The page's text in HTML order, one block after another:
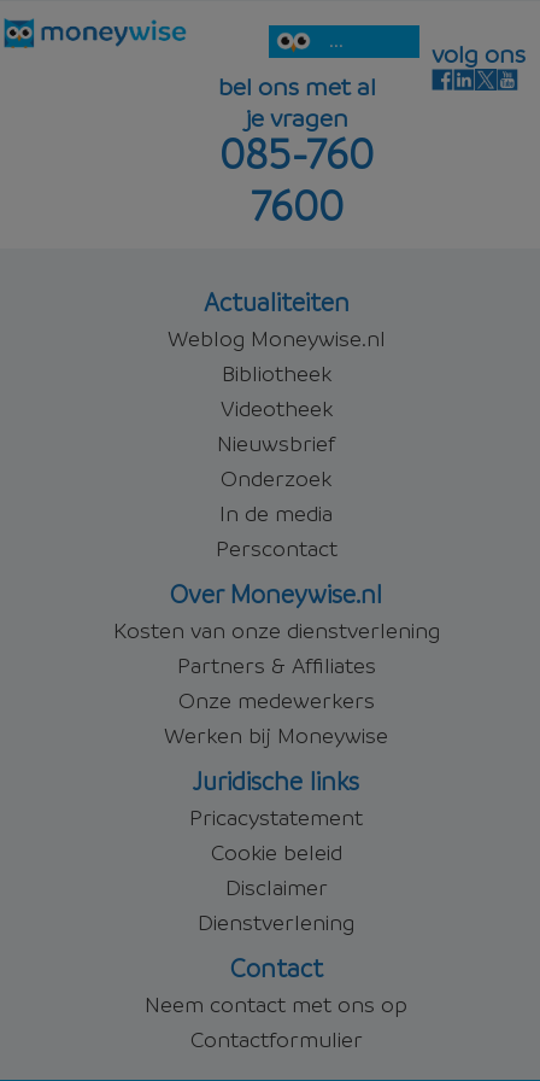
...
bel ons met al
je vragen
085-760
7600
volg ons
Actualiteiten
Weblog Moneywise.nl
Bibliotheek
Videotheek
Nieuwsbrief
Onderzoek
In de media
Perscontact
Over Moneywise.nl
Kosten van onze dienstverlening
Partners & Affiliates
Onze medewerkers
Werken bij Moneywise
Juridische links
Pricacystatement
Cookie beleid
Disclaimer
Dienstverlening
Contact
Neem contact met ons op
Contactformulier